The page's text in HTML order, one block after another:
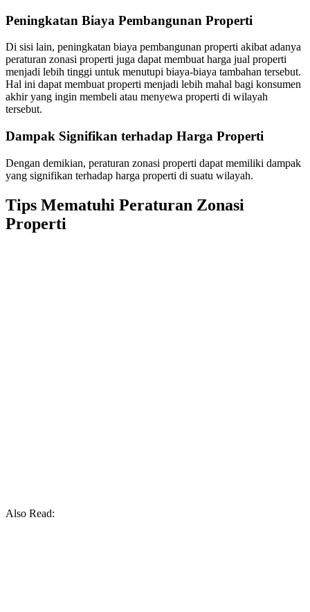
Peningkatan Biaya Pembangunan Properti
Di sisi lain, peningkatan biaya pembangunan properti akibat adanya
peraturan zonasi properti juga dapat membuat harga jual properti
menjadi lebih tinggi untuk menutupi biaya-biaya tambahan tersebut.
Hal ini dapat membuat properti menjadi lebih mahal bagi konsumen
akhir yang ingin membeli atau menyewa properti di wilayah
tersebut.
Dampak Signifikan terhadap Harga Properti
Dengan demikian, peraturan zonasi properti dapat memiliki dampak
yang signifikan terhadap harga properti di suatu wilayah.
Tips Mematuhi Peraturan Zonasi
Properti
Also Read: